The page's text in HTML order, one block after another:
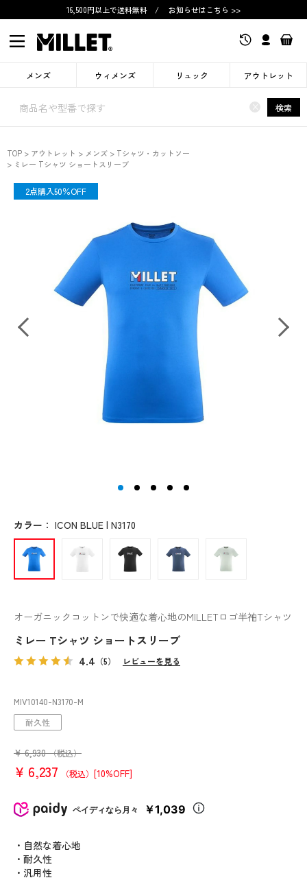
16,500円以上で送料無料 / お知らせはこちら >>
メンズ ウィメンズ リュック アウトレット
× 検索
TOP アウトレット メンズ
Tシャツ・カットソー
ミレー Tシャツ ショートスリーブ
オーガニックコットンで快適な着心地のMILLETロゴ半袖Tシャツ
ミレー Tシャツ ショートスリーブ
4.4 （5） レビューを見る
MIV10140-N3170-M
OUTLET
耐久性
2点購入50％OFF
¥ 6,930 （税込）
¥ 6,237 （税込） [10%OFF]
ペイディなら月々 ￥1,039
・自然な着心地
・耐久性
・汎用性
カラー ： ICON BLUE | N3170